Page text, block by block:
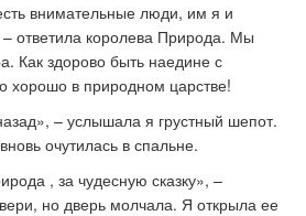
внимательные люди, им я и
– ответила королева Природа. Мы
Как здорово быть наедине с
хорошо в природном царстве!
– услышала я грустный шепот.
очутилась в спальне.
, за чудесную сказку», –
но дверь молчала. Я открыла ее